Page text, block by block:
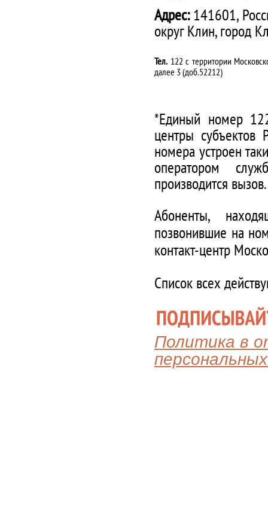
Адрес:141601,
округ Клин, город
Тел. 122 с территории
далее 3 (доб.52212)
*Единый номер
центры субъектов
номера устроен
оператором
производится вызов.
Абоненты,
позвонившие на
контакт-центр
Список всех
Политика в